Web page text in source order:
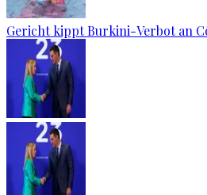
Gericht kippt Burkini-Verbot an